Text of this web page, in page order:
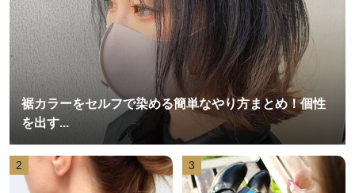
裾カラーをセルフで染める簡単なやり方まとめ！個性
を出す...
2 3